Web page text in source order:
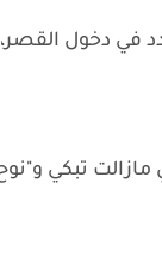
في دخول
مازالت تبكي